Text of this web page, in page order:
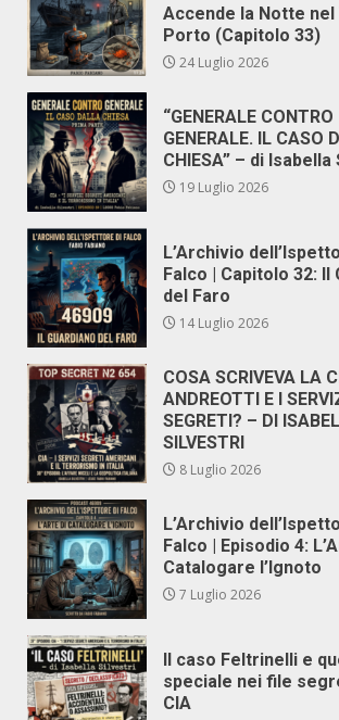
Accende la Notte
Porto (Capitolo 33)
24 Luglio 2026
“GENERALE CONTRO
GENERALE. IL CASO
CHIESA” – di
19 Luglio 2026
L’Archivio
Falco | Capitolo 32: Il
del Faro
14 Luglio 2026
COSA SCRIVEVA LA
ANDREOTTI E I
SEGRETI? – DI
SILVESTRI
8 Luglio 2026
L’Archivio
Falco | Episodio 4:
Catalogare l’Ignoto
7 Luglio 2026
Il caso Feltrinelli e
speciale nei file
CIA